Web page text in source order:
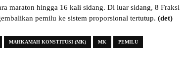
maraton hingga 16 kali sidang. Di luar sidang, 8 Fraksi
pemilu ke sistem proporsional tertutup. (det)
MAHKAMAH KONSTITUSI (MK) MK PEMILU